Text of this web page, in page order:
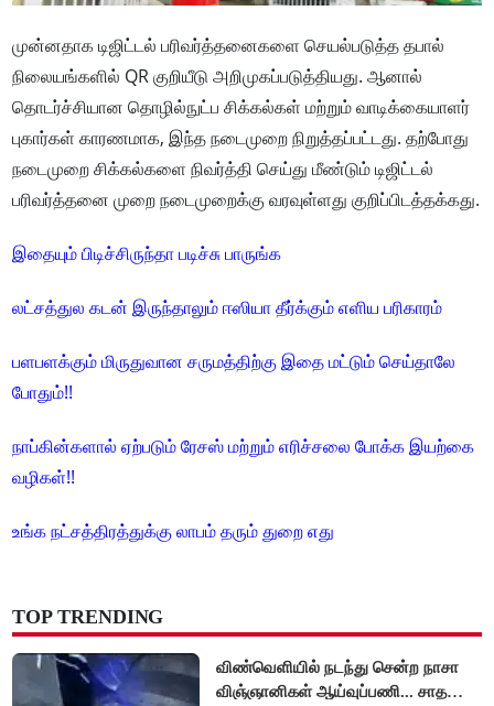
முன்னதாக டிஜிட்டல் பரிவர்த்தனைகளை செயல்படுத்த தபால்
நிலையங்களில் QR குறியீடு அறிமுகப்படுத்தியது. ஆனால்
தொடர்ச்சியான தொழில்நுட்ப சிக்கல்கள் மற்றும் வாடிக்கையாளர்
புகார்கள் காரணமாக, இந்த நடைமுறை நிறுத்தப்பட்டது. தற்போது
நடைமுறை சிக்கல்களை நிவர்த்தி செய்து மீண்டும் டிஜிட்டல்
பரிவர்த்தனை முறை நடைமுறைக்கு வரவுள்ளது குறிப்பிடத்தக்கது.
இதையும் பிடிச்சிருந்தா படிச்சு பாருங்க
லட்சத்துல கடன் இருந்தாலும் ஈஸியா தீர்க்கும் எளிய பரிகாரம்
பளபளக்கும் மிருதுவான சருமத்திற்கு இதை மட்டும் செய்தாலே
போதும்!!
நாப்கின்களால் ஏற்படும் ரேசஸ் மற்றும் எரிச்சலை போக்க இயற்கை
வழிகள்!!
உங்க நட்சத்திரத்துக்கு லாபம் தரும் துறை எது
TOP TRENDING
விண்வெளியில் நடந்து சென்ற நாசா
விஞ்ஞானிகள் ஆய்வுப்பணி... சாதனை